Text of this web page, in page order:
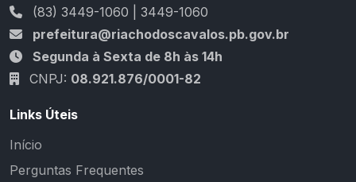
(83) 3449-1060 | 3449-1060
prefeitura@riachodoscavalos.pb.gov.br
Segunda à Sexta de 8h às 14h
CNPJ: 08.921.876/0001-82
Links Úteis
Início
Perguntas Frequentes